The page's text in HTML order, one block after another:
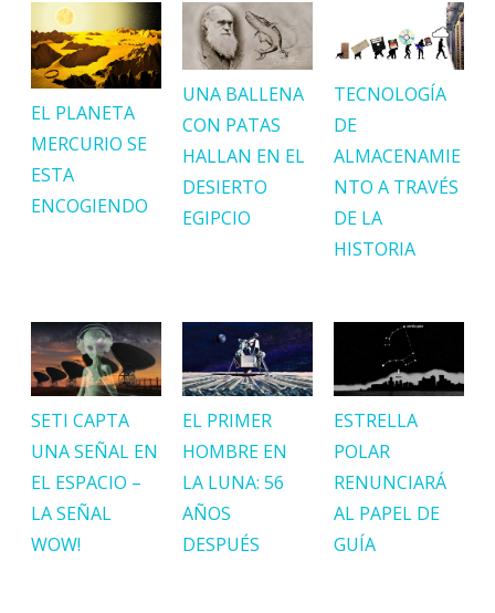
EL PLANETA
MERCURIO SE
ESTA
ENCOGIENDO
UNA BALLENA
CON PATAS
HALLAN EN EL
DESIERTO
EGIPCIO
TECNOLOGÍA
DE
ALMACENAMIE
NTO A TRAVÉS
DE LA
HISTORIA
SETI CAPTA
UNA SEÑAL EN
EL ESPACIO –
LA SEÑAL
WOW!
EL PRIMER
HOMBRE EN
LA LUNA: 56
AÑOS
DESPUÉS
ESTRELLA
POLAR
RENUNCIARÁ
AL PAPEL DE
GUÍA